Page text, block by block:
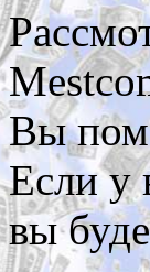
Вы
Если у
вы